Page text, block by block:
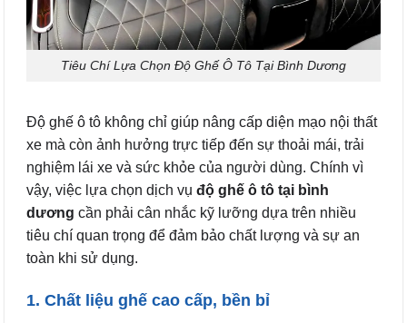
Tiêu Chí Lựa Chọn Độ Ghế Ô Tô Tại Bình Dương
Độ ghế ô tô không chỉ giúp nâng cấp diện mạo nội thất
xe mà còn ảnh hưởng trực tiếp đến sự thoải mái, trải
nghiệm lái xe và sức khỏe của người dùng. Chính vì
vậy, việc lựa chọn dịch vụ độ ghế ô tô tại bình
dương cần phải cân nhắc kỹ lưỡng dựa trên nhiều
tiêu chí quan trọng để đảm bảo chất lượng và sự an
toàn khi sử dụng.
1. Chất liệu ghế cao cấp, bền bỉ